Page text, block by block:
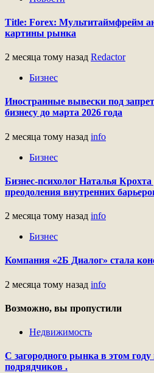
Title: Forex: Мультитаймфрейм
картины рынка
2 месяца тому назад Redactor
Бизнес
Иностранные вывески под
бизнесу до марта 2026 года
2 месяца тому назад info
Бизнес
Бизнес-психолог Наталья
преодоления внутренних
2 месяца тому назад info
Бизнес
Компания «2Б Диалог» стала
2 месяца тому назад info
Возможно, вы пропустили
Недвижимость
С загородного рынка в этом
подрядчиков .